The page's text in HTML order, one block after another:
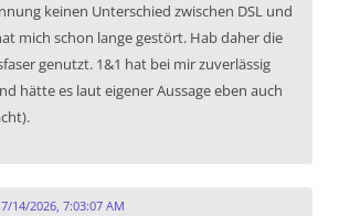
keinen Unterschied zwischen DSL und
mich schon lange gestört. Hab daher die
genutzt. 1&1 hat bei mir zuverlässig
hätte es laut eigener Aussage eben auch
7/14/2026, 7:03:07 AM